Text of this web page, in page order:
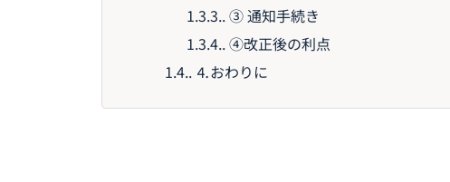
1.3.3. ③ 通知手続き
1.3.4. ④改正後の利点
1.4. ⒋おわりに